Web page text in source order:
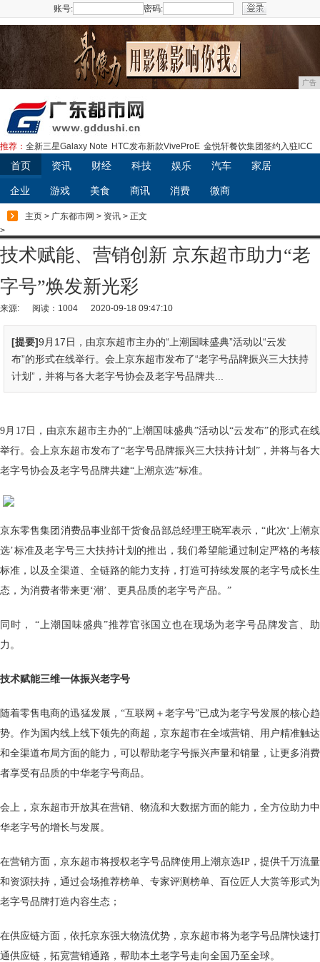
账号: 密码:
广告
推荐： 全新三星Galaxy Note HTC发布新款ViveProE 金悦轩餐饮集团签约入驻ICC
首页 资讯 财经 科技 娱乐 汽车 家居
企业 游戏 美食 商讯 消费 微商
主页 > 广东都市网 > 资讯 > 正文
>
技术赋能、营销创新 京东超市助力“老
字号”焕发新光彩
来源: 阅读：1004 2020-09-18 09:47:10
[提要]9月17日，由京东超市主办的“上潮国味盛典”活动以“云发
布”的形式在线举行。会上京东超市发布了“老字号品牌振兴三大扶持
计划”，并将与各大老字号协会及老字号品牌共...
9月17日，由京东超市主办的“上潮国味盛典”活动以“云发布”的形式在线
举行。会上京东超市发布了“老字号品牌振兴三大扶持计划”，并将与各大
老字号协会及老字号品牌共建“上潮京选”标准。
京东零售集团消费品事业部干货食品部总经理王晓军表示，“此次‘上潮京
选’标准及老字号三大扶持计划的推出，我们希望能通过制定严格的考核
标准，以及全渠道、全链路的能力支持，打造可持续发展的老字号成长生
态，为消费者带来更‘潮’、更具品质的老字号产品。”
同时， “上潮国味盛典”推荐官张国立也在现场为老字号品牌发言、助
力。
技术赋能三维一体振兴老字号
随着零售电商的迅猛发展，“互联网＋老字号”已成为老字号发展的核心趋
势。作为国内线上线下领先的商超，京东超市在全域营销、用户精准触达
和全渠道布局方面的能力，可以帮助老字号振兴声量和销量，让更多消费
者享受有品质的中华老字号商品。
会上，京东超市开放其在营销、物流和大数据方面的能力，全方位助力中
华老字号的增长与发展。
在营销方面，京东超市将授权老字号品牌使用上潮京选IP，提供千万流量
和资源扶持，通过会场推荐榜单、专家评测榜单、百位匠人大赏等形式为
老字号品牌打造内容生态；
在供应链方面，依托京东强大物流优势，京东超市将为老字号品牌快速打
通供应链，拓宽营销通路，帮助本土老字号走向全国乃至全球。